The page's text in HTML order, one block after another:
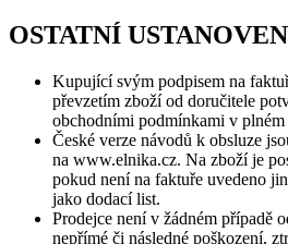
OSTATNÍ
Kupující svým podpisem na
převzetím zboží od doručitele
obchodními podmínkami v plném
České verze návodů k obsluze
na www.elnika.cz. Na zboží je
pokud není na faktuře uvedeno
jako dodací list.
Prodejce není v žádném případě
nepřímé či následné poškození,